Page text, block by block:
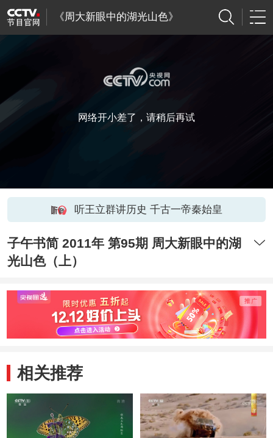
《周大新眼中的湖光山色》
网络开小差了，请稍后再试
听王立群讲历史 千古一帝秦始皇
子午书简 2011年 第95期 周大新眼中的湖
光山色（上）
相关推荐